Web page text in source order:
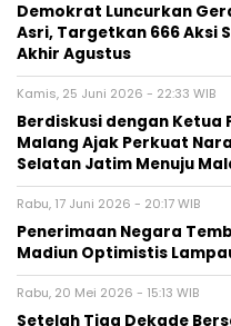
Demokrat Luncurkan
Asri, Targetkan 666 Aksi
Akhir Agustus
Kamis, 25 Juni 2026 - 22:33 WIB
Berdiskusi dengan Ketua
Malang Ajak Perkuat
Selatan Jatim Menuju
Rabu, 17 Juni 2026 - 20:17 WIB
Penerimaan Negara
Madiun Optimistis
Rabu, 20 Mei 2026 - 15:13 WIB
Setelah Tiga Dekade